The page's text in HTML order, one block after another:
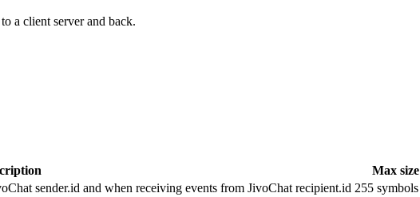
a client server and back.
Max size
sender.id and when receiving events from JivoChat recipient.id 255 symbols